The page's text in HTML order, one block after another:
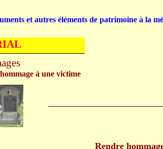
Rendre
à une victime
et autres éléments de patrimoine à la